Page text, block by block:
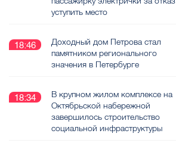
уступить место
18:46
Доходный дом Петрова стал
памятником регионального
значения в Петербурге
18:34
В крупном жилом комплексе на
Октябрьской набережной
завершилось строительство
социальной инфраструктуры